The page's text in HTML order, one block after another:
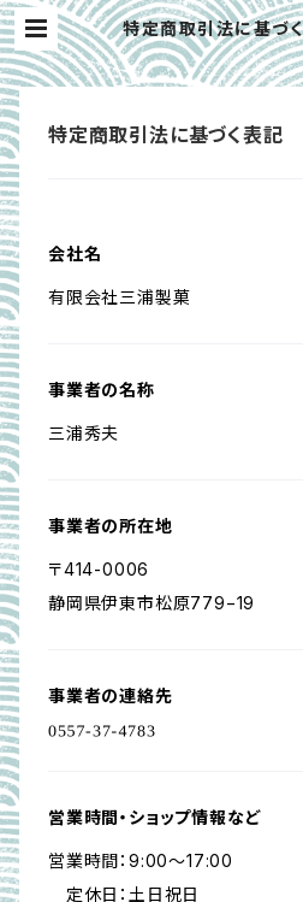
特定商取引法に基づ
菓
特定商取引法に基づく表記
会社名
有限会社三浦製菓
事業者の名称
三浦秀夫
事業者の所在地
〒414-0006
静岡県伊東市松原779−19
事業者の連絡先
営業時間・ショップ情報など
営業時間：9:00～17:00
定休日：土日祝日